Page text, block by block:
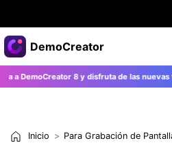
Productos destacados
Creatividad digital con AIGC
Utilidades
Empresas
DemoCreator
Productos
8 y disfruta de las nuevas
Inicio Para Grabación de